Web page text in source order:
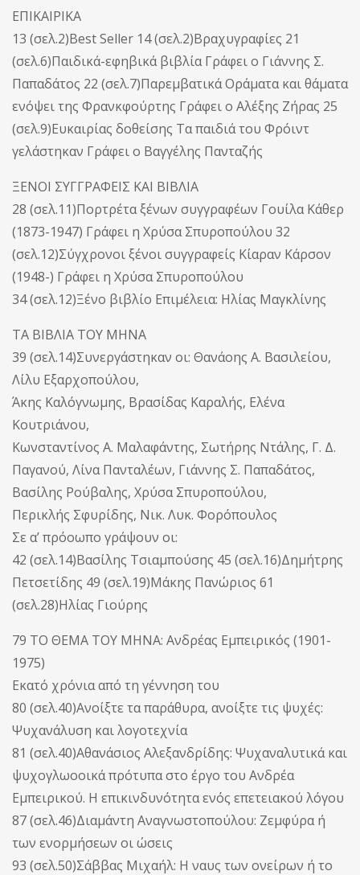
ΕΠΙΚΑΙΡΙΚΑ
13 (σελ.2)Best Seller 14 (σελ.2)Βραχυγραφίες 21
(σελ.6)Παιδικά-εφηβικά βιβλία Γράφει ο Γιάννης Σ.
Παπαδάτος 22 (σελ.7)Παρεμβατικά Οράματα και θάματα
ενόψει της Φρανκφούρτης Γράφει ο Αλέξης Ζήρας 25
(σελ.9)Ευκαιρίας δοθείσης Τα παιδιά του Φρόιντ
γελάστηκαν Γράφει ο Βαγγέλης Πανταζής
ΞΕΝΟΙ ΣΥΓΓΡΑΦΕΙΣ ΚΑΙ ΒΙΒΛΙΑ
28 (σελ.11)Πορτρέτα ξένων συγγραφέων Γουίλα Κάθερ
(1873-1947) Γράφει η Χρύσα Σπυροπούλου 32
(σελ.12)Σύγχρονοι ξένοι συγγραφείς Κίαραν Κάρσον
(1948-) Γράφει η Χρύσα Σπυροπούλου
34 (σελ.12)Ξένο βιβλίο Επιμέλεια: Ηλίας Μαγκλίνης
ΤΑ ΒΙΒΛΙΑ ΤΟΥ ΜΗΝΑ
39 (σελ.14)Συνεργάστηκαν οι: Θανάοης Α. Βασιλείου,
Λίλυ Εξαρχοπούλου,
Άκης Καλόγνωμης, Βρασίδας Καραλής, Ελένα
Κουτριάνου,
Κωνσταντίνος Α. Μαλαφάντης, Σωτήρης Ντάλης, Γ. Δ.
Παγανού, Λίνα Πανταλέων, Γιάννης Σ. Παπαδάτος,
Βασίλης Ρούβαλης, Χρύσα Σπυροπούλου,
Περικλής Σφυρίδης, Νικ. Λυκ. Φορόπουλος
Σε α’ πρόοωπο γράψουν οι:
42 (σελ.14)Βασίλης Τσιαμπούσης 45 (σελ.16)Δημήτρης
Πετσετίδης 49 (σελ.19)Μάκης Πανώριος 61
(σελ.28)Ηλίας Γιούρης
79 ΤΟ ΘΕΜΑ ΤΟΥ ΜΗΝΑ: Ανδρέας Εμπειρικός (1901-
1975)
Εκατό χρόνια από τη γέννηση του
80 (σελ.40)Ανοίξτε τα παράθυρα, ανοίξτε τις ψυχές:
Ψυχανάλυση και λογοτεχνία
81 (σελ.40)Αθανάσιος Αλεξανδρίδης: Ψυχαναλυτικά και
ψυχογλωοοικά πρότυπα στο έργο του Ανδρέα
Εμπειρικού. Η επικινδυνότητα ενός επετειακού λόγου
87 (σελ.46)Διαμάντη Αναγνωστοπούλου: Ζεμφύρα ή
των ενορμήσεων οι ώσεις
93 (σελ.50)Σάββας Μιχαήλ: Η ναυς των ονείρων ή το